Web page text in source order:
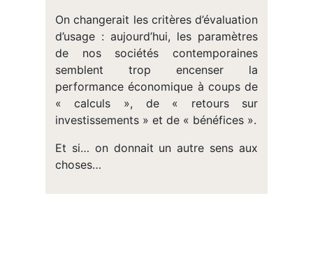
On changerait les critères d’évaluation
d’usage : aujourd’hui, les paramètres
de nos sociétés contemporaines
semblent trop encenser la
performance économique à coups de
« calculs », de « retours sur
investissements » et de « bénéfices ».
Et si… on donnait un autre sens aux
choses…